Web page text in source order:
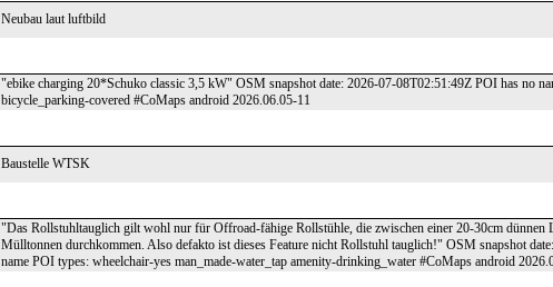
Neubau laut luftbild
"ebike charging 20*Schuko classic 3,5 kW" OSM snapshot date: 2026-07-08T02:51:49Z POI has no
bicycle_parking-covered #CoMaps android 2026.06.05-11
Baustelle WTSK
"Das Rollstuhltauglich gilt wohl nur für Offroad-fähige Rollstühle, die zwischen einer 20-30cm dünnen
Mülltonnen durchkommen. Also defakto ist dieses Feature nicht Rollstuhl tauglich!" OSM snapshot
name POI types: wheelchair-yes man_made-water_tap amenity-drinking_water #CoMaps android